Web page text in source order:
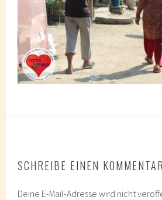
SCHREIBE EINEN KOMMENTAR
Deine E-Mail-Adresse wird nicht